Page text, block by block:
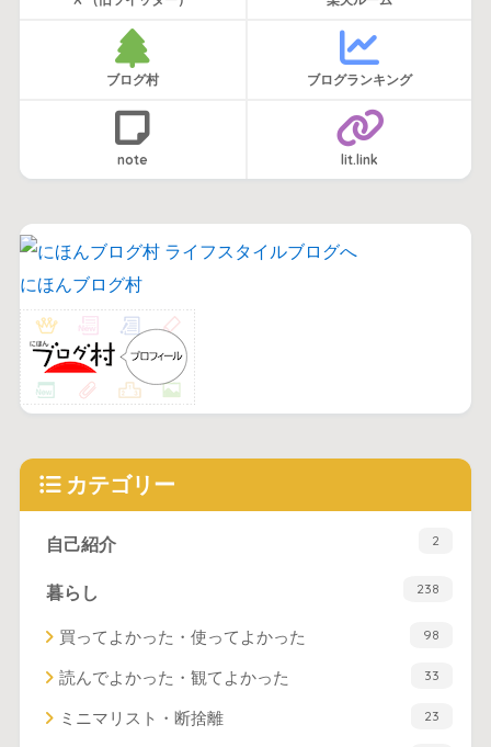
ブログ村 ブログランキング
note lit.link
にほんブログ村
カテゴリー
自己紹介 2
暮らし 238
買ってよかった・使ってよかった 98
読んでよかった・観てよかった 33
ミニマリスト・断捨離 23